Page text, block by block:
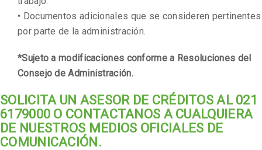
• Documentos adicionales que se consideren pertinentes
por parte de la administración.
*Sujeto a modificaciones conforme a Resoluciones del
Consejo de Administración.
SOLICITA UN ASESOR DE CRÉDITOS AL 021
6179000 O CONTACTANOS A CUALQUIERA
DE NUESTROS MEDIOS OFICIALES DE
COMUNICACIÓN.